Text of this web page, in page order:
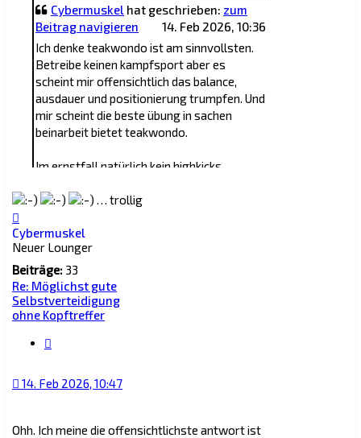
Cybermuskel hat geschrieben: zum
Beitrag navigieren
14. Feb 2026, 10:36
Ich denke teakwondo ist am sinnvollsten.
Betreibe keinen kampfsport aber es
scheint mir offensichtlich das balance,
ausdauer und positionierung trumpfen. Und
mir scheint die beste übung in sachen
beinarbeit bietet teakwondo.
Im ernstfall natürlich kein highkicks
… trollig
oben
Cybermuskel
Neuer Lounger
Beiträge: 33
Re: Möglichst gute
Selbstverteidigung
ohne Kopftreffer
14. Feb 2026, 10:47
Ohh. Ich meine die offensichtlichste antwort ist